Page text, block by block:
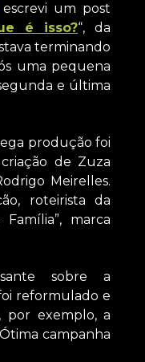
escrevi um post
é isso?“, da
terminando
uma pequena
e última
produção foi
de Zuza
Meirelles.
roteirista da
marca
sobre a
reformulado e
por exemplo, a
campanha